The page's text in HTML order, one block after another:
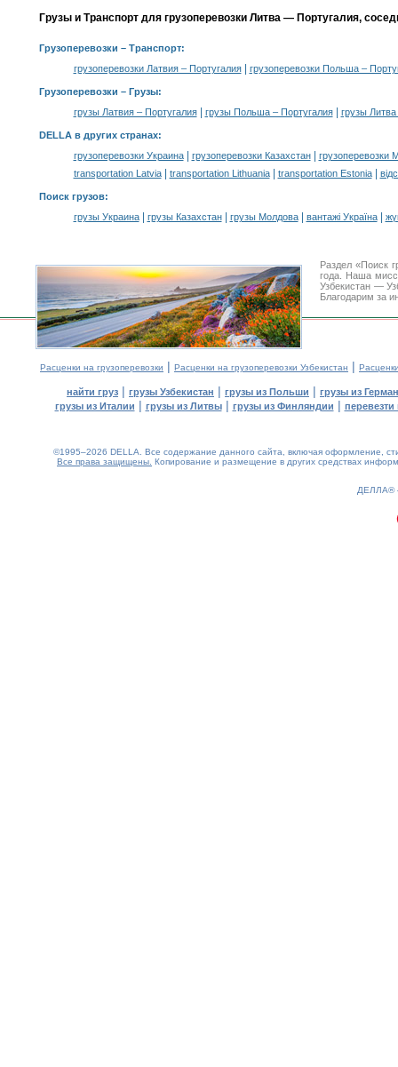
Грузы и Транспорт для грузоперевозки Литва — Португалия,
Грузоперевозки – Транспорт:
грузоперевозки Латвия – Португалия| грузоперевозки Польша –
Грузоперевозки – Грузы:
грузы Латвия – Португалия| грузы Польша – Португалия| грузы
DELLA в других странах:
грузоперевозки Украина| грузоперевозки Казахстан|
грузоперевозки
transportation Latvia| transportation Lithuania| transportation Estonia|
Поиск грузов:
грузы Украина| грузы Казахстан| грузы Молдова| вантажі Україна|
Раздел «Поиск
года. Наша
Узбекистан —
Благодарим за
Расценки на грузоперевозки | Расценки на грузоперевозки Узбекистан |
найти груз | грузы Узбекистан | грузы из Польши | грузы из
грузы из Италии | грузы из Литвы| грузы из Финляндии | перевезти
©1995–2026 DELLA. Все содержание данного сайта, включая оформление,
Все права защищены. Копирование и размещение в других средствах